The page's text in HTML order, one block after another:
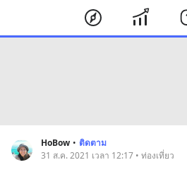
HoBow • ติดตาม
31 ส.ค. 2021 เวลา 12:17 • ท่องเที่ยว